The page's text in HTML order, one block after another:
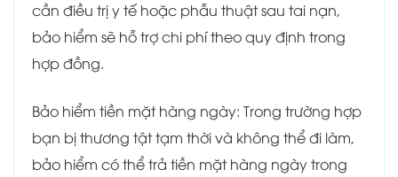
cần điều trị y tế hoặc phẫu thuật sau tai nạn,
bảo hiểm sẽ hỗ trợ chi phí theo quy định trong
hợp đồng.
Bảo hiểm tiền mặt hàng ngày: Trong trường hợp
bạn bị thương tật tạm thời và không thể đi làm,
bảo hiểm có thể trả tiền mặt hàng ngày trong